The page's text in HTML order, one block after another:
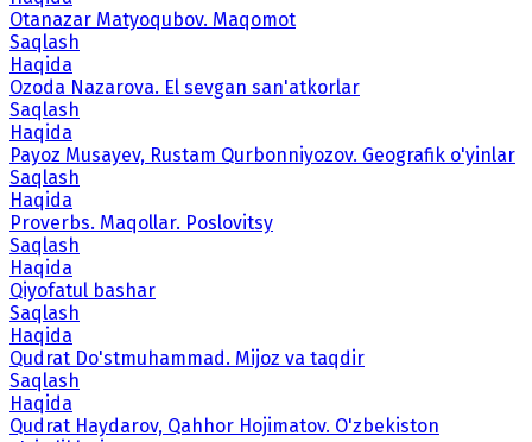
Otanazar Matyoqubov. Maqomot
Saqlash
Haqida
Ozoda Nazarova. El sevgan san'atkorlar
Saqlash
Haqida
Payoz Musayev, Rustam Qurbonniyozov. Geografik o'yinlar
Saqlash
Haqida
Proverbs. Maqollar. Poslovitsy
Saqlash
Haqida
Qiyofatul bashar
Saqlash
Haqida
Qudrat Do'stmuhammad. Mijoz va taqdir
Saqlash
Haqida
Qudrat Haydarov, Qahhor Hojimatov. O'zbekiston